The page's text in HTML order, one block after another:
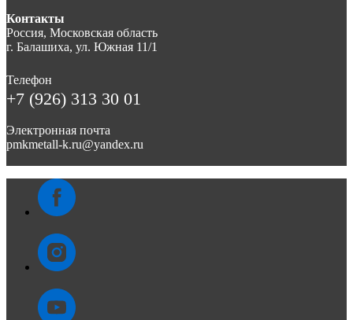
Контакты
Россия, Московская область
г. Балашиха, ул. Южная 11/1
Телефон
+7 (926) 313 30 01
Электронная почта
pmkmetall-k.ru@yandex.ru